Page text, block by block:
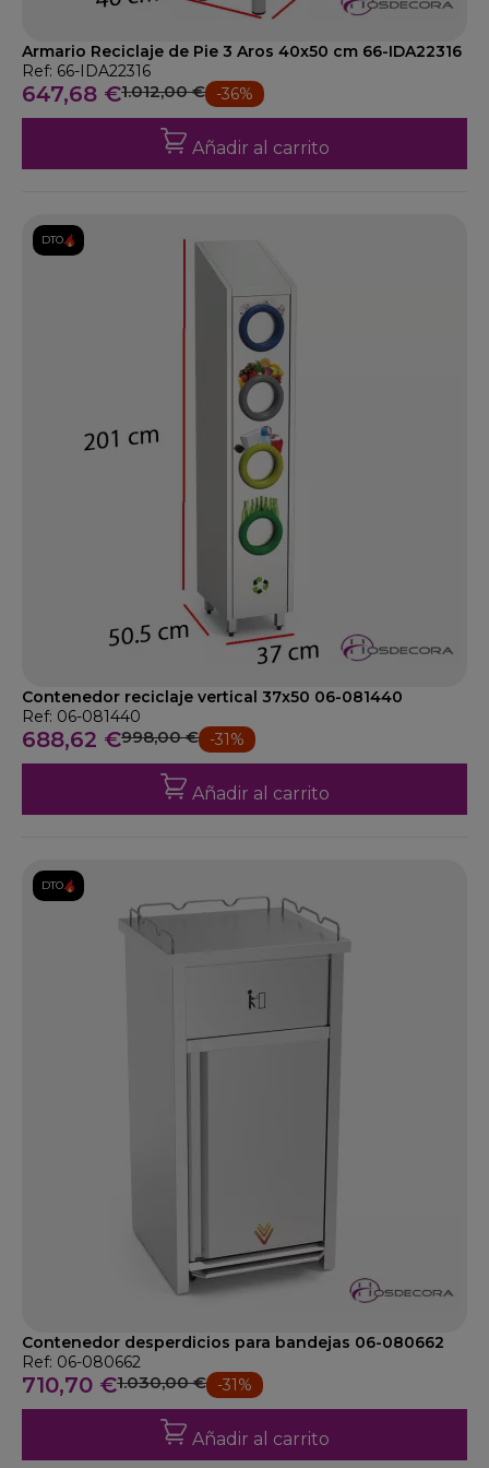
Armario Reciclaje de Pie 3 Aros 40x50 cm 66-IDA22316
Ref: 66-IDA22316
647,68 €1.012,00 € -36%
Añadir al carrito
DTO.
Contenedor reciclaje vertical 37x50 06-081440
Ref: 06-081440
688,62 €998,00 € -31%
Añadir al carrito
DTO.
Contenedor desperdicios para bandejas 06-080662
Ref: 06-080662
710,70 €1.030,00 € -31%
Añadir al carrito